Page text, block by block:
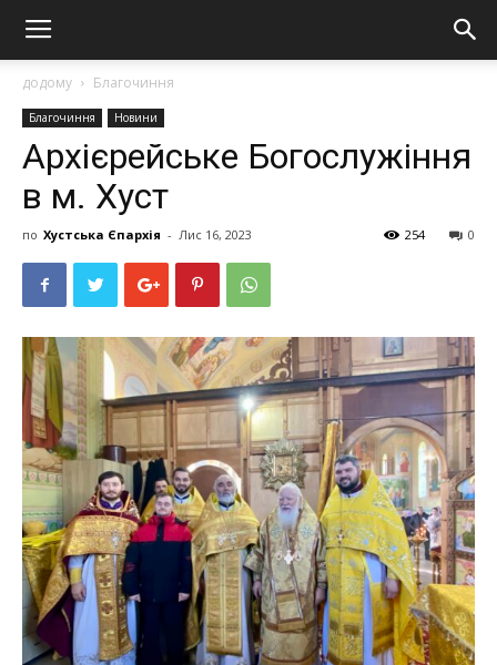
додому Благочиння
Благочиння Новини
Архієрейське Богослужіння
в м. Хуст
по Хустська Єпархія - Лис 16, 2023 0
254